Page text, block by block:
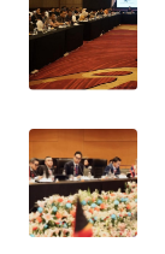
WN
RIAU
SERAMBI
WN
JAMBI